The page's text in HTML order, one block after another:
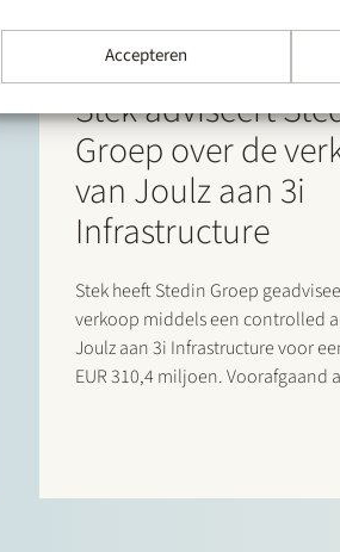
Accepteren
TRACK RECORD
Stek adviseert
Groep over de
van Joulz aan 3i
Infrastructure
Stek heeft Stedin Groep
verkoop middels een controlled
Joulz aan 3i Infrastructure voor
EUR 310,4 miljoen. Voorafgaand